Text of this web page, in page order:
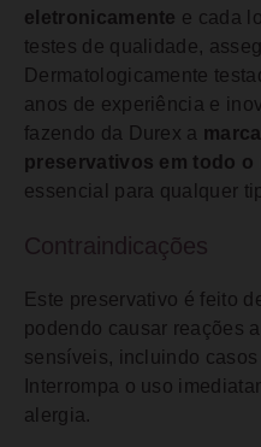
eletronicamente e cada
testes de qualidade,
Dermatologicamente
anos de experiência e
fazendo da Durex a
preservativos em todo o
essencial para qualquer
Contraindicações
Este preservativo é feito
podendo causar reações
sensíveis, incluindo
Interrompa o uso
alergia.